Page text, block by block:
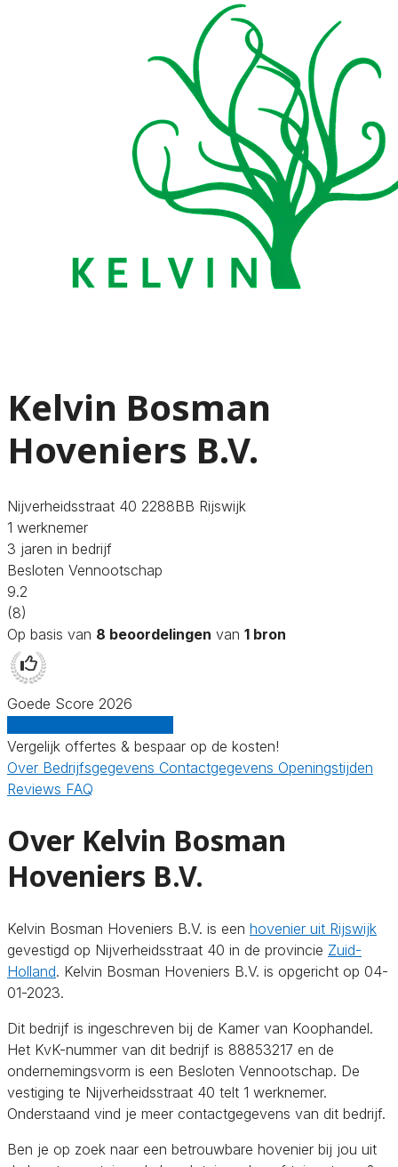
Kelvin Bosman
Hoveniers B.V.
Nijverheidsstraat 40 2288BB Rijswijk
1 werknemer
3 jaren in bedrijf
Besloten Vennootschap
9.2
(8)
Op basis van 8 beoordelingen van 1 bron
Goede Score 2026
Vergelijk offertes & bespaar op de kosten!
Over Bedrijfsgegevens Contactgegevens Openingstijden
Reviews FAQ
Over Kelvin Bosman
Hoveniers B.V.
Kelvin Bosman Hoveniers B.V. is een hovenier uit Rijswijk
gevestigd op Nijverheidsstraat 40 in de provincie Zuid-
Holland. Kelvin Bosman Hoveniers B.V. is opgericht op 04-
01-2023.
Dit bedrijf is ingeschreven bij de Kamer van Koophandel.
Het KvK-nummer van dit bedrijf is 88853217 en de
ondernemingsvorm is een Besloten Vennootschap. De
vestiging te Nijverheidsstraat 40 telt 1 werknemer.
Onderstaand vind je meer contactgegevens van dit bedrijf.
Ben je op zoek naar een betrouwbare hovenier bij jou uit